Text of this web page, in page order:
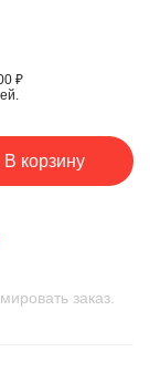
₽
В корзину
заказ.